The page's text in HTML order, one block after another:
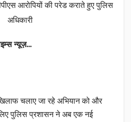
आरोपियों की परेड कराते हुए पुलिस
अधिकारी
न्यूज़…
चलाए जा रहे अभियान को और
पुलिस प्रशासन ने अब एक नई